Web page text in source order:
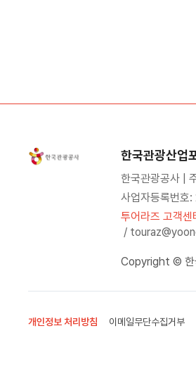
한국관광산업
한국관광공사 |
사업자등록번
투어라즈 고객
/
Copyright © 한
개인정보 처리방침 이메일무단수집거부